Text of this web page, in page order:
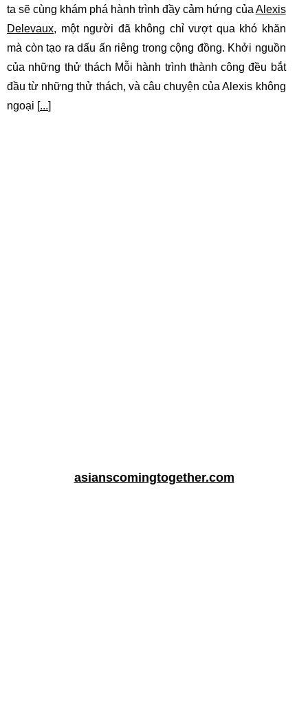
ta sẽ cùng khám phá hành trình đầy cảm hứng của Alexis
Delevaux, một người đã không chỉ vượt qua khó khăn
mà còn tạo ra dấu ấn riêng trong cộng đồng. Khởi nguồn
của những thử thách Mỗi hành trình thành công đều bắt
đầu từ những thử thách, và câu chuyện của Alexis không
ngoại [...]
asianscomingtogether.com